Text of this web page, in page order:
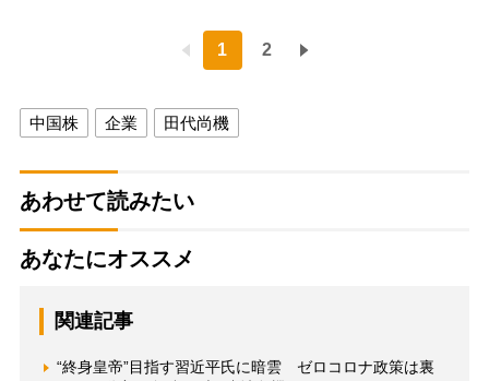
1 2
中国株 企業 田代尚機
あわせて読みたい
あなたにオススメ
関連記事
“終身皇帝”目指す習近平氏に暗雲 ゼロコロナ政策は裏